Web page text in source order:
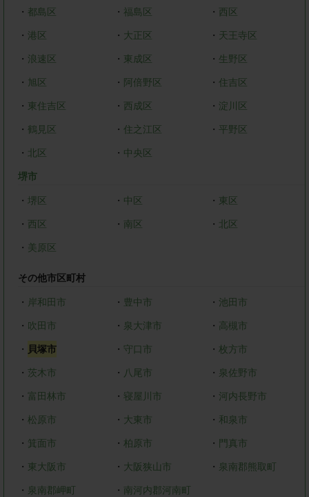
・ 都島区 ・ 福島区 ・ 西区
・ 港区 ・ 大正区 ・ 天王寺区
・ 浪速区 ・ 東成区 ・ 生野区
・ 旭区 ・ 阿倍野区 ・ 住吉区
・ 東住吉区 ・ 西成区 ・ 淀川区
・ 鶴見区 ・ 住之江区 ・平野区
・ 北区 ・ 中央区
堺市
・ 堺区 ・ 中区 ・ 東区
・ 西区 ・ 南区 ・ 北区
・ 美原区
その他市区町村
・ 岸和田市 ・ 豊中市 ・ 池田市
・ 吹田市 ・ 泉大津市 ・ 高槻市
・ 貝塚市 ・ 守口市 ・枚方市
・ 茨木市 ・ 八尾市 ・ 泉佐野市
・ 富田林市 ・ 寝屋川市 ・ 河内長野市
・ 松原市 ・ 大東市 ・ 和泉市
・ 箕面市 ・ 柏原市 ・ 門真市
・ 東大阪市 ・ 大阪狭山市 ・ 泉南郡熊取町
・ 泉南郡岬町 ・ 南河内郡河南町